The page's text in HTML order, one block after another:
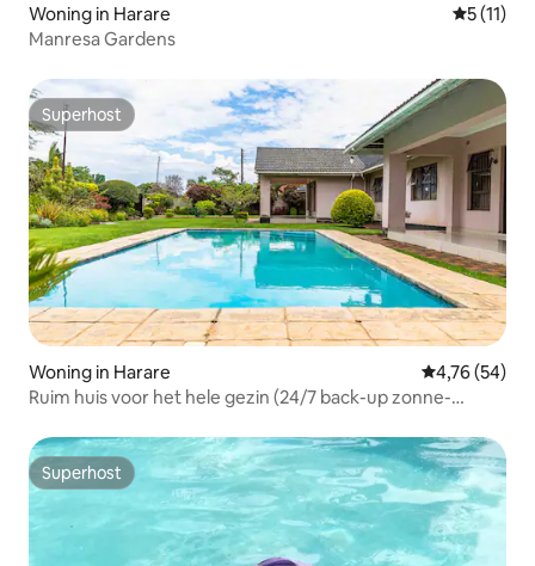
Woning in Harare
5 (11)
Manresa Gardens
Superhost
Superhost
Woning in Harare Gemiddelde
4,76 (54)
Ruim huis voor het hele gezin (24/7 back-up zonne-
Superhost
Superhost